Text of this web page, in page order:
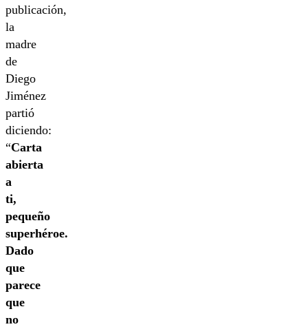
publicación,
la
madre
de
Diego
Jiménez
partió
diciendo:
“Carta
abierta
a
ti,
pequeño
superhéroe.
Dado
que
parece
que
no